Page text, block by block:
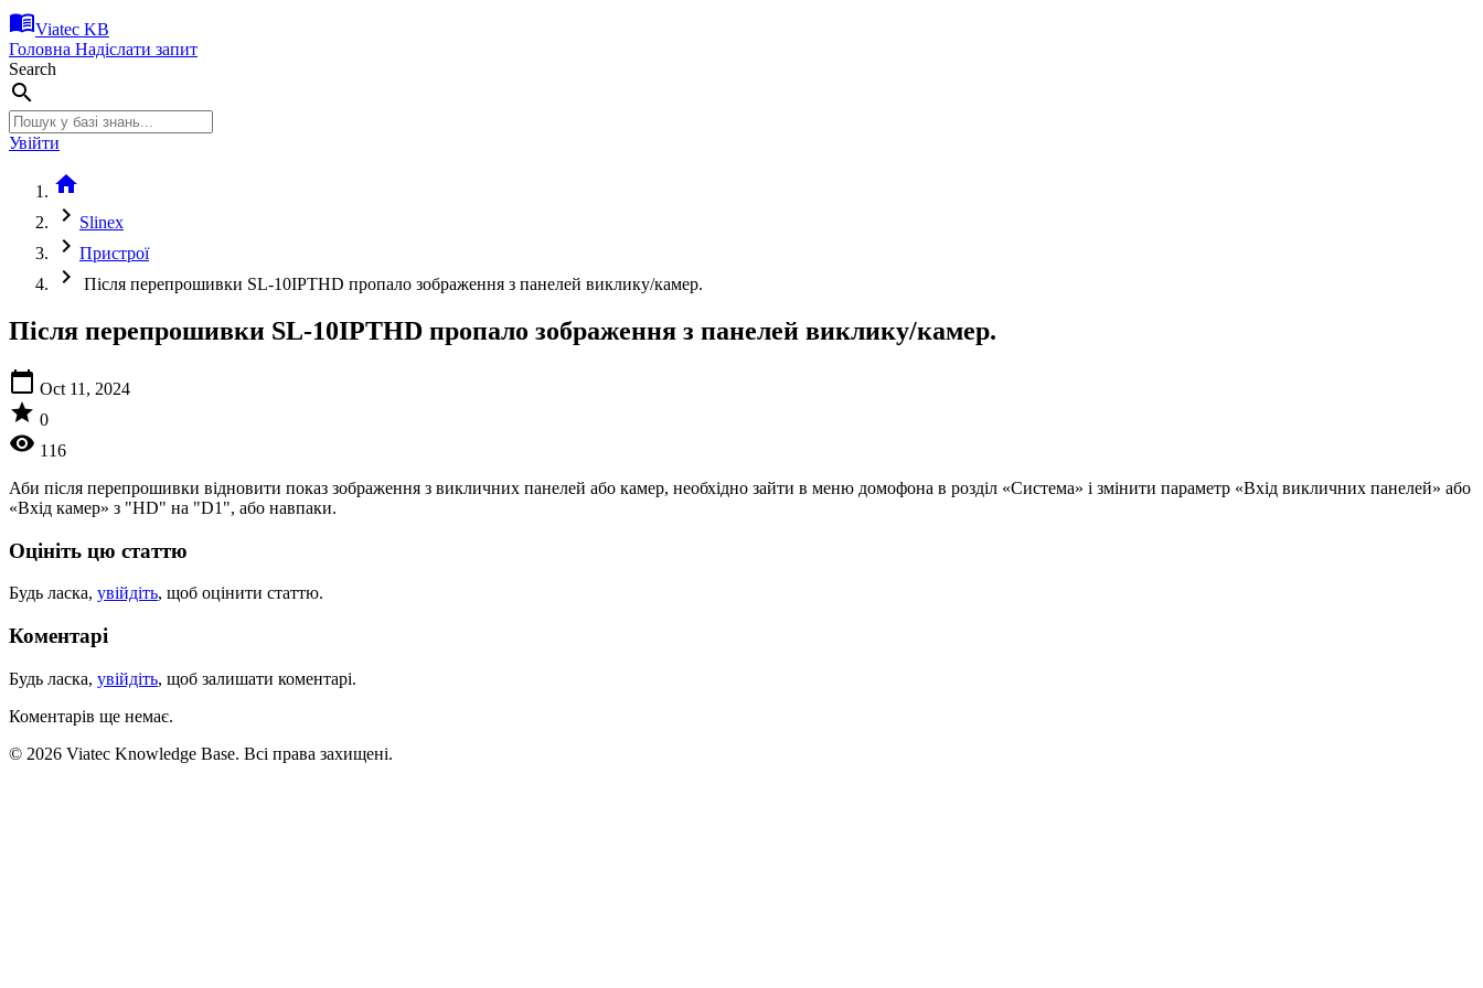
menu_bookViatec KB
Головна Надіслати запит
Search
search
Увійти
home
chevron_right Slinex
chevron_right Пристрої
chevron_right Після перепрошивки SL-10IPTHD пропало зображення з панелей виклику/камер.
Після перепрошивки SL-10IPTHD пропало зображення з панелей виклику/камер.
calendar_today Oct 11, 2024
star 0
visibility 116
Аби після перепрошивки відновити показ зображення з викличних панелей або камер, необхідно зайти в меню домофона в розділ «Система» і змінити параметр «Вхід викличних панелей» або
«Вхід камер» з "HD" на "D1", або навпаки.
Оцініть цю статтю
Будь ласка, увійдіть, щоб оцінити статтю.
Коментарі
Будь ласка, увійдіть, щоб залишати коментарі.
Коментарів ще немає.
© 2026 Viatec Knowledge Base. Всі права захищені.